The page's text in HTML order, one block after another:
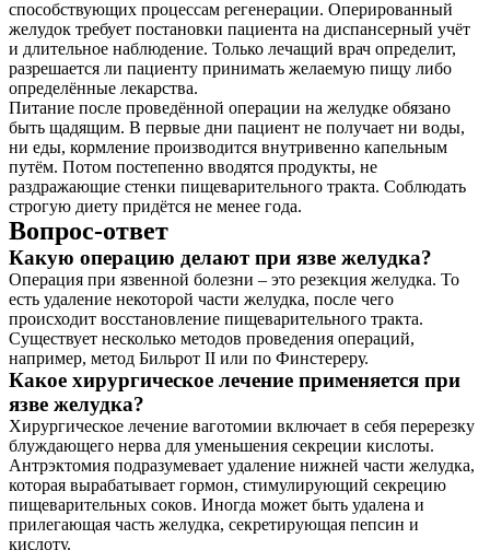
способствующих процессам регенерации. Оперированный
желудок требует постановки пациента на диспансерный учёт
и длительное наблюдение. Только лечащий врач определит,
разрешается ли пациенту принимать желаемую пищу либо
определённые лекарства.
Питание после проведённой операции на желудке обязано
быть щадящим. В первые дни пациент не получает ни воды,
ни еды, кормление производится внутривенно капельным
путём. Потом постепенно вводятся продукты, не
раздражающие стенки пищеварительного тракта. Соблюдать
строгую диету придётся не менее года.
Вопрос-ответ
Какую операцию делают при язве желудка?
Операция при язвенной болезни – это резекция желудка. То
есть удаление некоторой части желудка, после чего
происходит восстановление пищеварительного тракта.
Существует несколько методов проведения операций,
например, метод Бильрот II или по Финстереру.
Какое хирургическое лечение применяется при
язве желудка?
Хирургическое лечение ваготомии включает в себя перерезку
блуждающего нерва для уменьшения секреции кислоты.
Антрэктомия подразумевает удаление нижней части желудка,
которая вырабатывает гормон, стимулирующий секрецию
пищеварительных соков. Иногда может быть удалена и
прилегающая часть желудка, секретирующая пепсин и
кислоту.